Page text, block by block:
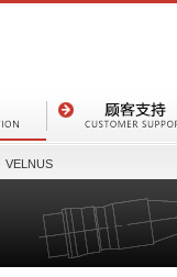
VELNUS